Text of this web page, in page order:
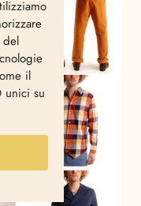
del
il
unici su